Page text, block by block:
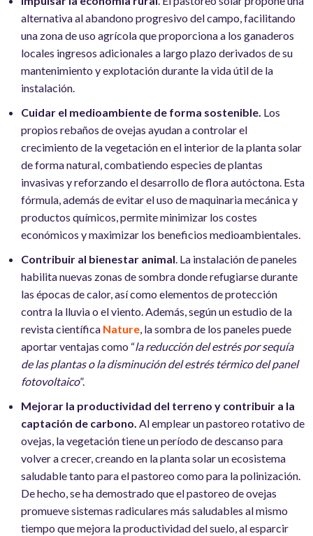
alternativa al abandono progresivo del campo, facilitando
una zona de uso agrícola que proporciona a los ganaderos
locales ingresos adicionales a largo plazo derivados de su
mantenimiento y explotación durante la vida útil de la
instalación.
Cuidar el medioambiente de forma sostenible. Los
propios rebaños de ovejas ayudan a controlar el
crecimiento de la vegetación en el interior de la planta solar
de forma natural, combatiendo especies de plantas
invasivas y reforzando el desarrollo de flora autóctona. Esta
fórmula, además de evitar el uso de maquinaria mecánica y
productos químicos, permite minimizar los costes
económicos y maximizar los beneficios medioambientales.
Contribuir al bienestar animal. La instalación de paneles
habilita nuevas zonas de sombra donde refugiarse durante
las épocas de calor, así como elementos de protección
contra la lluvia o el viento. Además, según un estudio de la
revista científica Nature, la sombra de los paneles puede
aportar ventajas como “la reducción del estrés por sequía
de las plantas o la disminución del estrés térmico del panel
fotovoltaico”.
Mejorar la productividad del terreno y contribuir a la
captación de carbono. Al emplear un pastoreo rotativo de
ovejas, la vegetación tiene un período de descanso para
volver a crecer, creando en la planta solar un ecosistema
saludable tanto para el pastoreo como para la polinización.
De hecho, se ha demostrado que el pastoreo de ovejas
promueve sistemas radiculares más saludables al mismo
tiempo que mejora la productividad del suelo, al esparcir